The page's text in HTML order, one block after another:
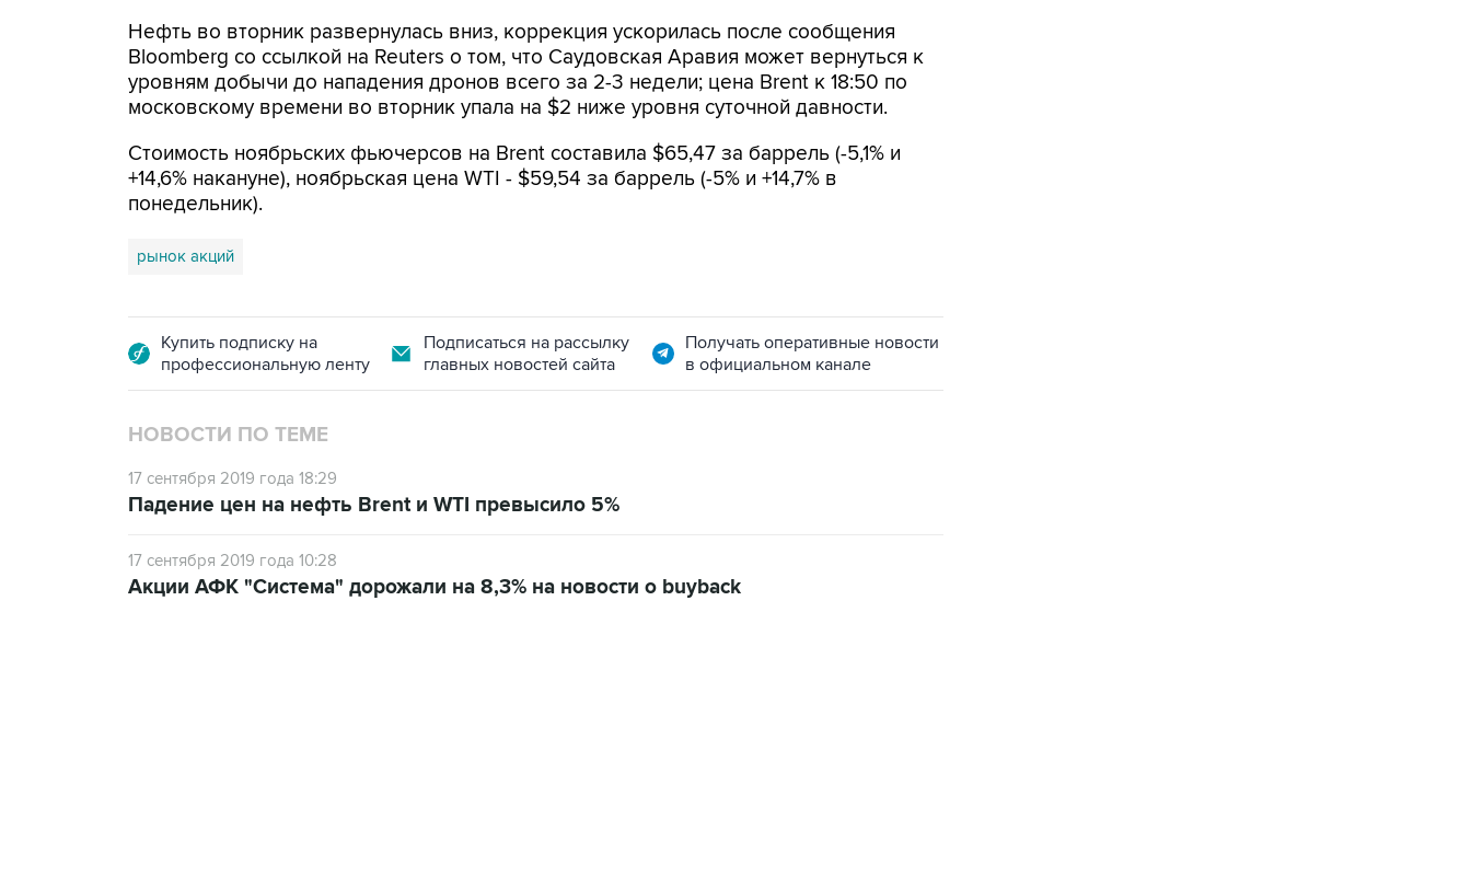
Нефть во вторник развернулась вниз, коррекция ускорилась после сообщения
Bloomberg со ссылкой на Reuters о том, что Саудовская Аравия может вернуться к
уровням добычи до нападения дронов всего за 2-3 недели; цена Brent к 18:50 по
московскому времени во вторник упала на $2 ниже уровня суточной давности.
Стоимость ноябрьских фьючерсов на Brent составила $65,47 за баррель (-5,1% и
+14,6% накануне), ноябрьская цена WTI - $59,54 за баррель (-5% и +14,7% в
понедельник).
рынок акций
Купить подписку на
профессиональную ленту
Подписаться на рассылку
главных новостей сайта
Получать оперативные новости
в официальном канале
НОВОСТИ ПО ТЕМЕ
17 сентября 2019 года 18:29
Падение цен на нефть Brent и WTI превысило 5%
17 сентября 2019 года 10:28
Акции АФК "Система" дорожали на 8,3% на новости о buyback